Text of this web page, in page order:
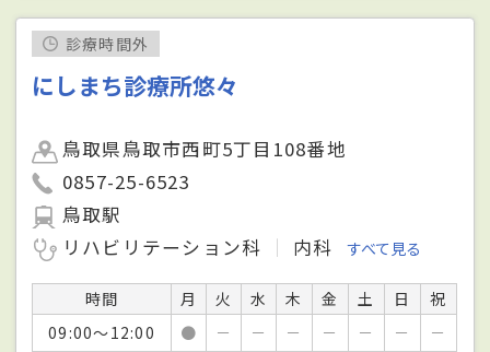
診療時間外
にしまち診療所悠々
鳥取県鳥取市西町5丁目108番地
0857-25-6523
鳥取駅
リハビリテーション科
内科 すべて見る
時間 月 火 水 木 金 土 日
祝
09:00～12:00
● － － － － － － －